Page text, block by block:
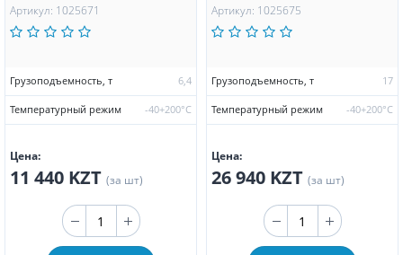
Артикул: 1025671
Грузоподъемность, т 6,4
Температурный режим -40+200°С
Цена:
11 440 KZT (за шт)
Артикул: 1025675
Грузоподъемность, т 17
Температурный режим -40+200°С
Цена:
26 940 KZT (за шт)